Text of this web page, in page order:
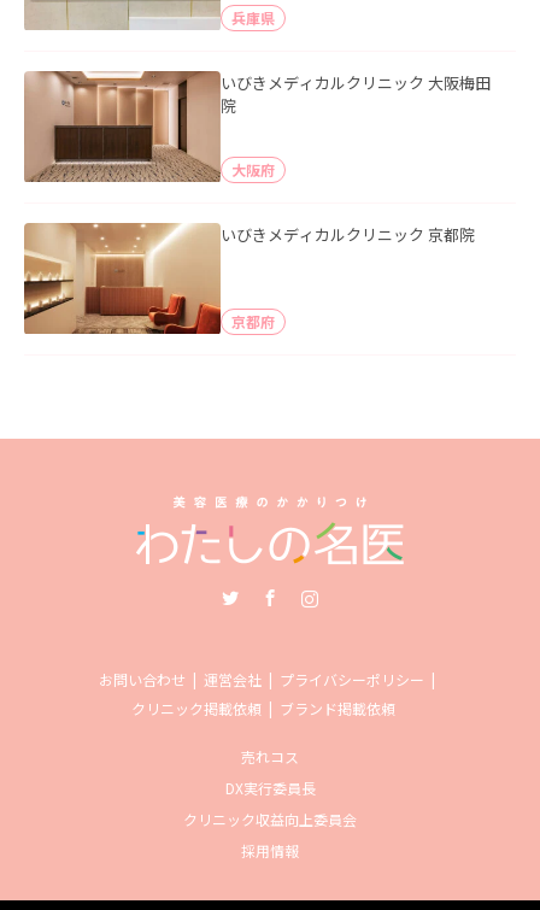
兵庫県
いびきメディカルクリニック 大阪梅田
院
大阪府
いびきメディカルクリニック 京都院
京都府
お問い合わせ 運営会社
プライバシーポリシー
クリニック掲載依頼
ブランド掲載依頼
売れコス
DX実行委員長
クリニック収益向上委員会
採用情報